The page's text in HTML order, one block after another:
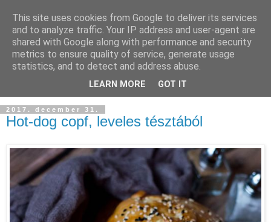
2017. december 31.
Hot-dog copf, leveles tésztából
This site uses cookies from Google to deliver its services
and to analyze traffic. Your IP address and user-agent are
shared with Google along with performance and security
metrics to ensure quality of service, generate usage
statistics, and to detect and address abuse.
LEARN MORE GOT IT